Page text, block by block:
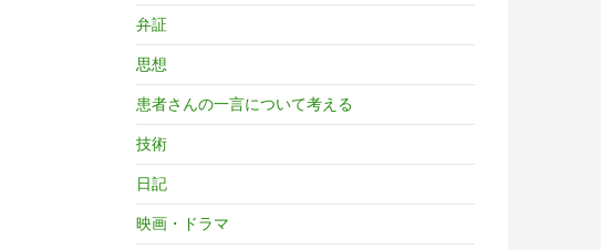
弁証
思想
患者さんの一言について考える
技術
日記
映画・ドラマ